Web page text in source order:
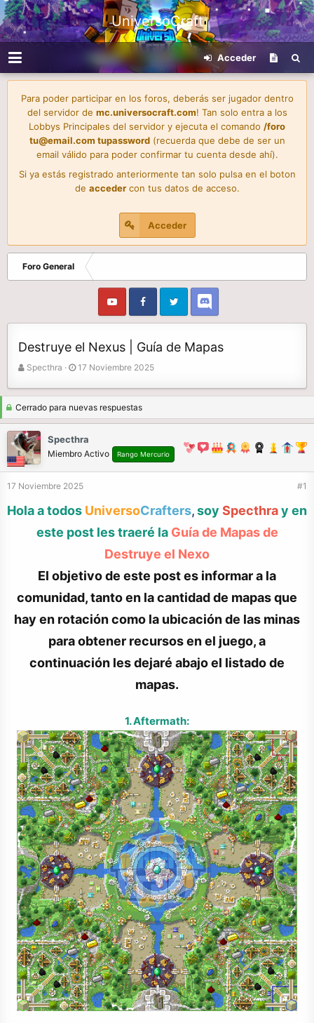
UniversoCraft
Acceder
Para poder participar en los foros, deberás ser jugador dentro
del servidor de mc.universocraft.com! Tan solo entra a los
Lobbys Principales del servidor y ejecuta el comando /foro
tu@email.com tupassword(recuerda que debe de ser un
email válido para poder confirmar tu cuenta desde ahí).
Si ya estás registrado anteriormente tan solo pulsa en el boton
de accedercon tus datos de acceso.
Acceder
Foro General
Destruye el Nexus | Guía de Mapas
A
o
r
Specthra
F
h
a
i
n
i
i
17 Noviembre 2025
Cerrado para nuevas respuestas
Specthra
Miembro Activo Rango Mercurio
17 Noviembre 2025 #1
Hola a todos UniversoCrafters,soy Specthray en
este post les traeré la Guía de Mapas de
Destruye el Nexo
El objetivo de este post es informar a la
comunidad, tanto en la cantidad de mapas que
hay en rotación como la ubicación de las minas
para obtener recursos en el juego, a
continuación les dejaré abajo el listado de
mapas.
1. Aftermath: